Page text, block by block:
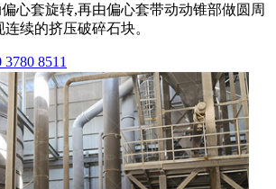
心套旋转,再由偏心套带动动锥部做圆周
续的挤压破碎石块。
8511